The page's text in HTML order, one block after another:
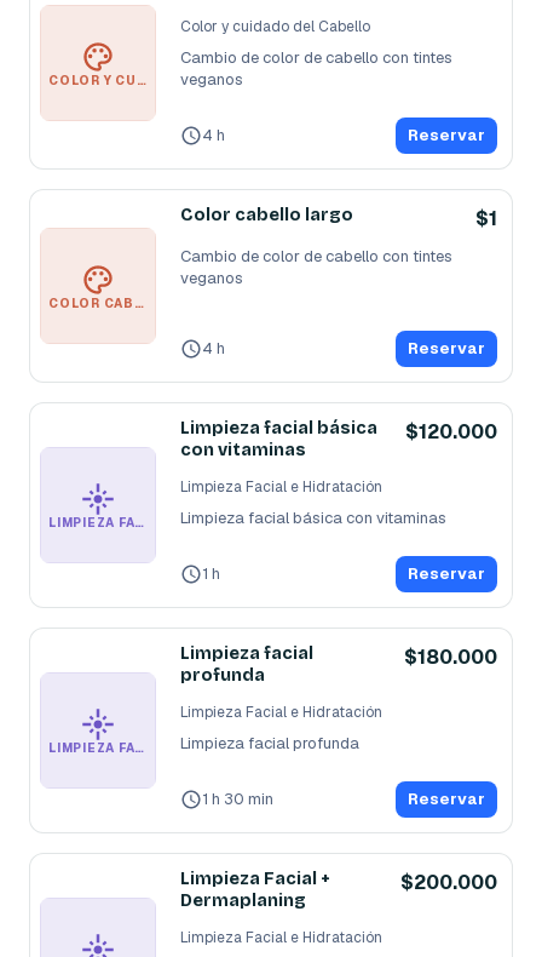
COLOR Y CUIDADO DEL CABELLO
Color y cuidado del Cabello
Cambio de color de cabello con tintes
veganos
4 h Reservar
COLOR CABELLO LARGO
Color cabello largo $1
Cambio de color de cabello con tintes
veganos
4 h Reservar
LIMPIEZA FACIAL E HIDRATACIÓN
Limpieza facial básica
con vitaminas
$120.000
Limpieza Facial e Hidratación
Limpieza facial básica con vitaminas
1 h Reservar
LIMPIEZA FACIAL E HIDRATACIÓN
Limpieza facial
profunda
$180.000
Limpieza Facial e Hidratación
Limpieza facial profunda
1 h 30 min Reservar
Limpieza Facial +
Dermaplaning
$200.000
Limpieza Facial e Hidratación